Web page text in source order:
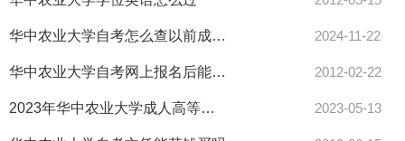
华中农业大学自考怎么查以前成绩？自考单科成绩有限期吗？ 2024-11-22
华中农业大学自考网上报名后能否再上网修改报考课程 2012-02-22
2023年华中农业大学成人高等教育本科生申请学士学位外语考试结果查询通知 2023-05-13